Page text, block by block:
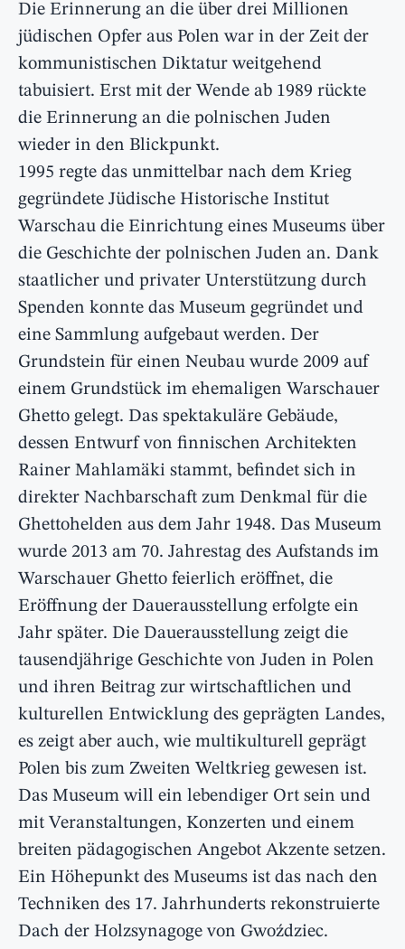
Die Erinnerung an die über drei Millionen
jüdischen Opfer aus Polen war in der Zeit der
kommunistischen Diktatur weitgehend
tabuisiert. Erst mit der Wende ab 1989 rückte
die Erinnerung an die polnischen Juden
wieder in den Blickpunkt.
1995 regte das unmittelbar nach dem Krieg
gegründete Jüdische Historische Institut
Warschau die Einrichtung eines Museums über
die Geschichte der polnischen Juden an. Dank
staatlicher und privater Unterstützung durch
Spenden konnte das Museum gegründet und
eine Sammlung aufgebaut werden. Der
Grundstein für einen Neubau wurde 2009 auf
einem Grundstück im ehemaligen Warschauer
Ghetto gelegt. Das spektakuläre Gebäude,
dessen Entwurf von finnischen Architekten
Rainer Mahlamäki stammt, befindet sich in
direkter Nachbarschaft zum Denkmal für die
Ghettohelden aus dem Jahr 1948. Das Museum
wurde 2013 am 70. Jahrestag des Aufstands im
Warschauer Ghetto feierlich eröffnet, die
Eröffnung der Dauerausstellung erfolgte ein
Jahr später. Die Dauerausstellung zeigt die
tausendjährige Geschichte von Juden in Polen
und ihren Beitrag zur wirtschaftlichen und
kulturellen Entwicklung des geprägten Landes,
es zeigt aber auch, wie multikulturell geprägt
Polen bis zum Zweiten Weltkrieg gewesen ist.
Das Museum will ein lebendiger Ort sein und
mit Veranstaltungen, Konzerten und einem
breiten pädagogischen Angebot Akzente setzen.
Ein Höhepunkt des Museums ist das nach den
Techniken des 17. Jahrhunderts rekonstruierte
Dach der Holzsynagoge von Gwoździec.